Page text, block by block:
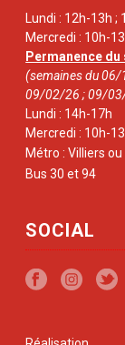
Lundi : 12h-13h ;
Mercredi : 10h-
Permanence
(semaines du
09/02/26 ; 09/
Lundi : 14h-17h
Mercredi : 10h-
Métro : Villiers
Bus 30 et 94
SOCIAL